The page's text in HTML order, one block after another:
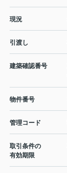
現況
引渡し
建築確認番号
物件番号
管理コード
取引条件の
有効期限